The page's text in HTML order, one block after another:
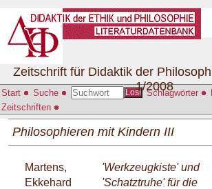
Start Suche Los! Schlagwörter
Zeitschriften
Zeitschrift für Didaktik der
1/2008
Philosophieren mit Kindern III
Martens,
Ekkehard
'Werkzeugkiste' und
'Schatztruhe' für die